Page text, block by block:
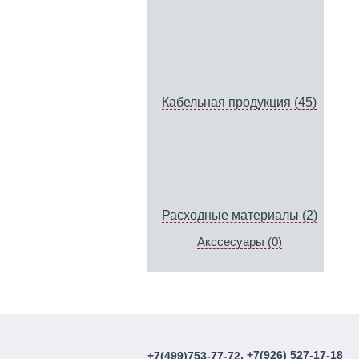
Кабельная продукция (45)
Расходные материалы (2)
Акссесуары (0)
+7(499)753-77-72, +7(926) 527-17-18